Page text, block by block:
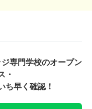
専門学校のオープン
・
ち早く確認！